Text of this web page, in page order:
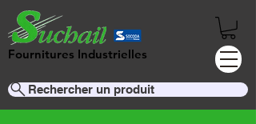
Fournitures Industrielles
Rechercher un produit